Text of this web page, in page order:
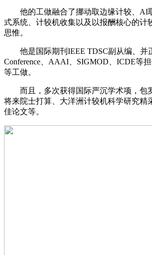
他的工做融合了挪动取边缘计较、AI
式系统、计较机收集以及以报酬核心的计
思惟。
他是国际期刊IEEE TDSC副从编、并
Conference、AAAI、SIGMOD、ICDE等
等工做。
而且，多次获得国际严沉学术项，包
将来院士打算、大洋洲计较机科学研究精
佳论文等。